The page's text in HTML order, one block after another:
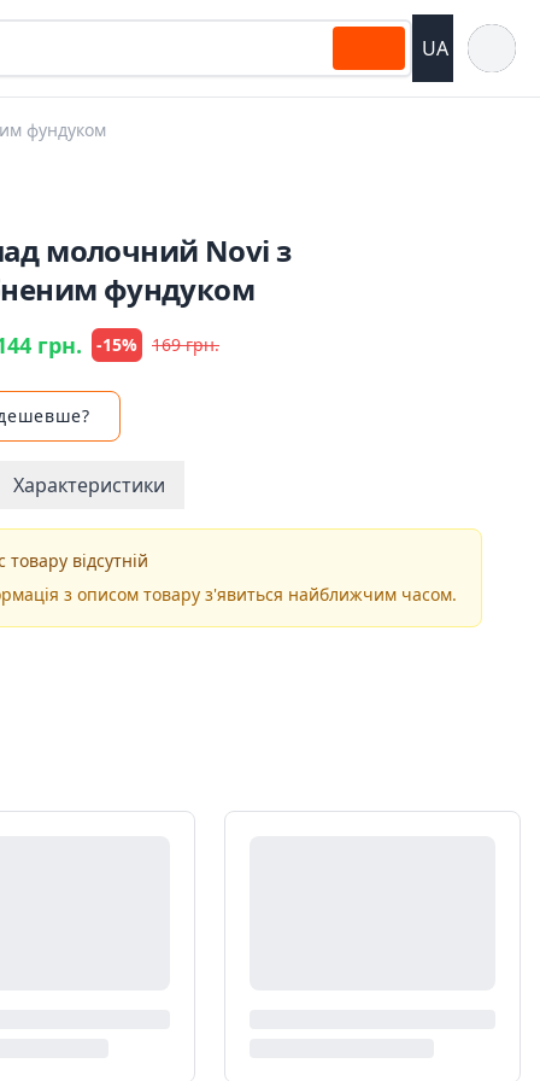
UA
фундуком
молочний Novi з
фундуком
грн. -15% 169 грн.
Характеристики
товару відсутній
з описом товару з'явиться найближчим часом.